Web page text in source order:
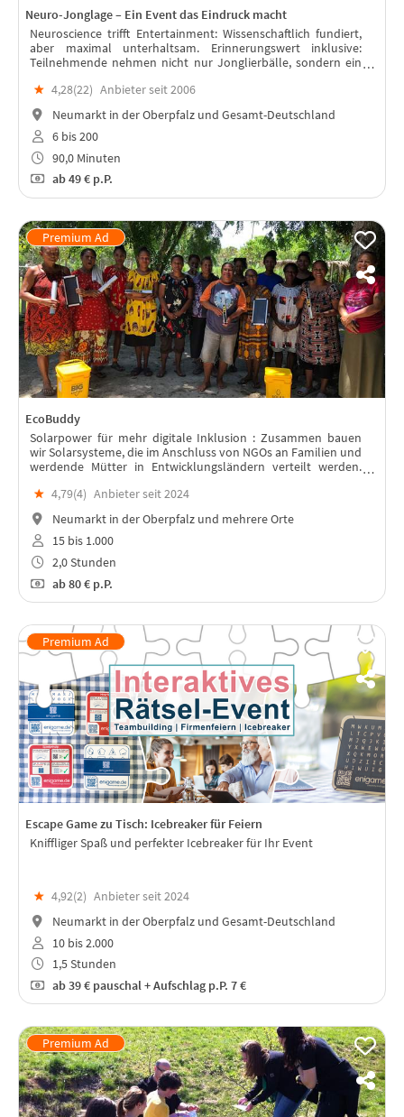
Neuro-Jonglage – Ein Event das Eindruck macht
Neuroscience trifft Entertainment: Wissenschaftlich fundiert,
aber maximal unterhaltsam. Erinnerungswert inklusive:
Teilnehmende nehmen nicht nur Jonglierbälle, sondern ein
★ 4,28(22) Anbieter seit 2006
Neumarkt in der Oberpfalz und Gesamt-Deutschland
6 bis 200
90,0 Minuten
ab49 € p.P.
EcoBuddy
Solarpower für mehr digitale Inklusion : Zusammen bauen
wir Solarsysteme, die im Anschluss von NGOs an Familien und
werdende Mütter in Entwicklungsländern verteilt werden.
★ 4,79(4) Anbieter seit 2024
Neumarkt in der Oberpfalz und mehrere Orte
15 bis 1.000
2,0 Stunden
ab80 € p.P.
Escape Game zu Tisch: Icebreaker für Feiern
Kniffliger Spaß und perfekter Icebreaker für Ihr Event
★ 4,92(2) Anbieter seit 2024
Neumarkt in der Oberpfalz und Gesamt-Deutschland
10 bis 2.000
1,5 Stunden
ab39 € pauschal + Aufschlag p.P. 7 €